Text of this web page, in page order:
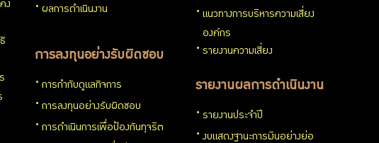
ง
ผลการดำเนินงาน
การลงทุนอย่างรับผิดชอบ
การกำกับดูแลกิจการ
การลงทุนอย่างรับผิดชอบ
การดำเนินการเพื่อป้องกันทุจริต
แนวทางการบริหารความเสี่ยง
องค์กร
รายงานความเสี่ยง
รายงานผลการดำเนินงาน
รายงานประจำปี
งบแสดงฐานะการเงินอย่างย่อ